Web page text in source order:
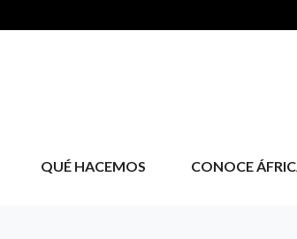
QUÉ HACEMOS CONOCE